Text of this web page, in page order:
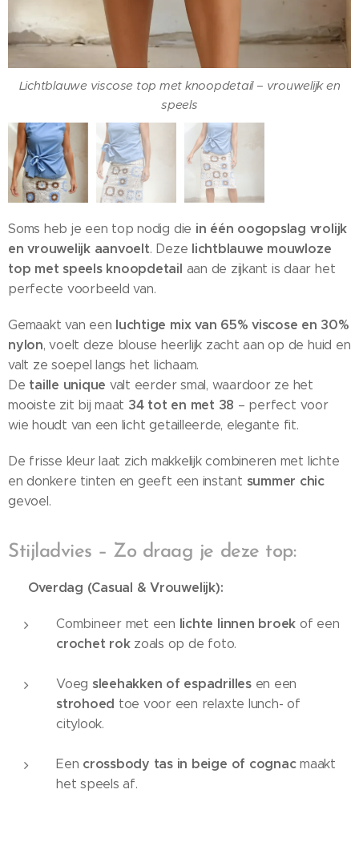
Lichtblauwe viscose top met knoopdetail – vrouwelijk en
speels
Soms heb je een top nodig die in één oogopslag vrolijk
en vrouwelijk aanvoelt. Deze lichtblauwe mouwloze
top met speels knoopdetail aan de zijkant is daar het
perfecte voorbeeld van.
Gemaakt van een luchtige mix van 65% viscose en 30%
nylon, voelt deze blouse heerlijk zacht aan op de huid en
valt ze soepel langs het lichaam.
De taille unique valt eerder smal, waardoor ze het
mooiste zit bij maat 34 tot en met 38 – perfect voor
wie houdt van een licht getailleerde, elegante fit.
De frisse kleur laat zich makkelijk combineren met lichte
en donkere tinten en geeft een instant summer chic
gevoel.
Stijladvies – Zo draag je deze top:
☀️ Overdag (Casual & Vrouwelijk):
Combineer met een lichte linnen broek of een
crochet rokzoals op de foto.
Voeg sleehakken of espadrillesen een
strohoed toe voor een relaxte lunch- of
citylook.
Een crossbody tas in beige of cognacmaakt
het speels af.